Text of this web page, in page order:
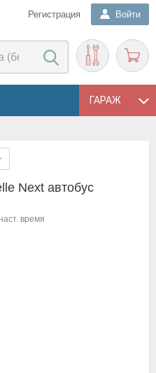
Регистрация Войти
ГАРАЖ
Next автобус
наст. время